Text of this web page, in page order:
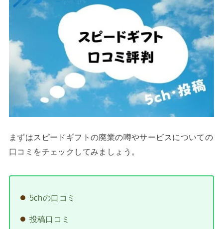
まずはスピードギフトの廃業の噂やサービスについての
口コミをチェックしてみましょう。
5chの口コミ
投稿口コミ